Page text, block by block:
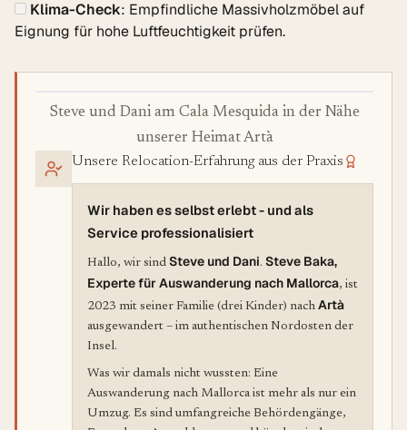
Klima-Check: Empfindliche Massivholzmöbel auf
Eignung für hohe Luftfeuchtigkeit prüfen.
Steve und Dani am Cala Mesquida in der Nähe
unserer Heimat Artà
Unsere Relocation-Erfahrung aus der Praxis
Wir haben es selbst erlebt - und als
Service professionalisiert
Hallo, wir sind Steve und Dani. Steve Baka,
Experte für Auswanderung nach Mallorca, ist
2023 mit seiner Familie (drei Kinder) nach Artà
ausgewandert – im authentischen Nordosten der
Insel.
Was wir damals nicht wussten: Eine
Auswanderung nach Mallorca ist mehr als nur ein
Umzug. Es sind umfangreiche Behördengänge,